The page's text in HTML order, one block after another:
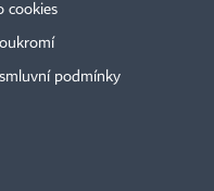
cookies
podmínky